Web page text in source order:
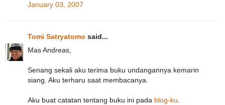
January 03, 2007
Tomi Satryatomo said...
Mas Andreas,
Senang sekali aku terima buku undangannya kemarin
siang. Aku terharu saat membacanya.
Aku buat catatan tentang buku ini pada blog-ku.